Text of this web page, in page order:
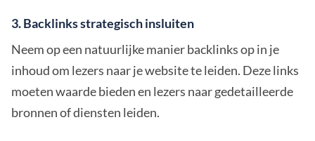
3. Backlinks strategisch insluiten
Neem op een natuurlijke manier backlinks op in je
inhoud om lezers naar je website te leiden. Deze links
moeten waarde bieden en lezers naar gedetailleerde
bronnen of diensten leiden.